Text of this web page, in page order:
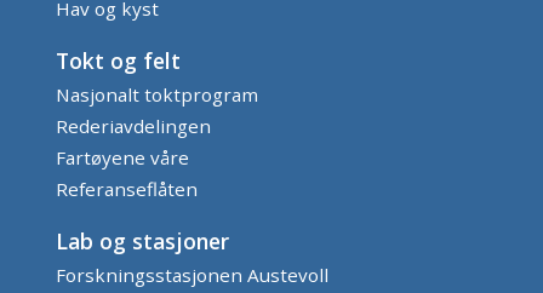
Hav og kyst
Tokt og felt
Nasjonalt toktprogram
Rederiavdelingen
Fartøyene våre
Referanseflåten
Lab og stasjoner
Forskningsstasjonen Austevoll